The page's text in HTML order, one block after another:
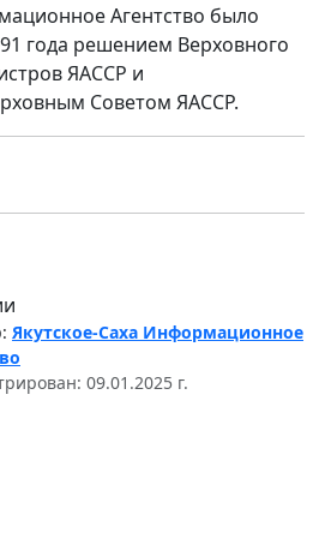
Агентство было
года решением Верховного
ЯАССР и
Советом ЯАССР.
Якутское-Саха Информационное
09.01.2025 г.